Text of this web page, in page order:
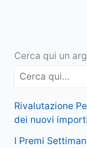
Cerca qui un
Rivalutazione
dei nuovi
I Premi